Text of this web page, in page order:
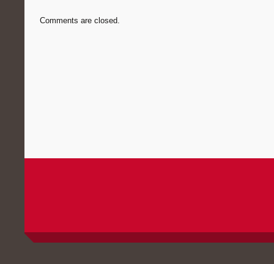
Comments are closed.